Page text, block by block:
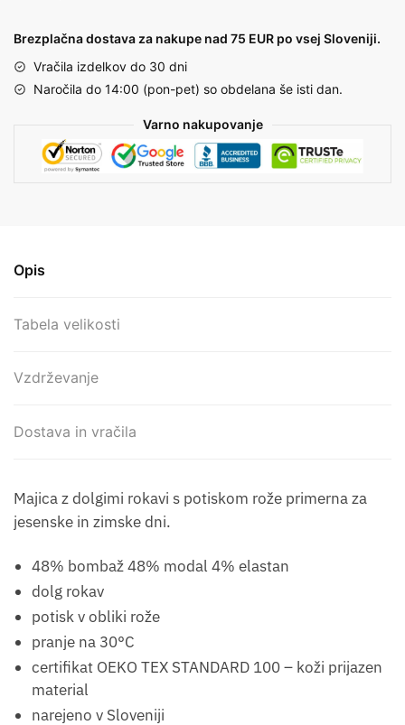
Brezplačna dostava za nakupe nad 75 EUR po vsej Sloveniji.
Vračila izdelkov do 30 dni
Naročila do 14:00 (pon-pet) so obdelana še isti dan.
Varno nakupovanje
Opis
Tabela velikosti
Vzdrževanje
Dostava in vračila
Majica z dolgimi rokavi s potiskom rože primerna za
jesenske in zimske dni.
48% bombaž 48% modal 4% elastan
dolg rokav
potisk v obliki rože
pranje na 30°C
certifikat OEKO TEX STANDARD 100 – koži prijazen
material
narejeno v Sloveniji